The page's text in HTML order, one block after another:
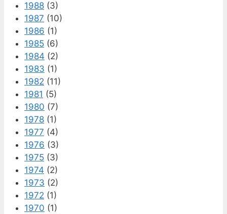
1988 (3)
1987 (10)
1986 (1)
1985 (6)
1984 (2)
1983 (1)
1982 (11)
1981 (5)
1980 (7)
1978 (1)
1977 (4)
1976 (3)
1975 (3)
1974 (2)
1973 (2)
1972 (1)
1970 (1)